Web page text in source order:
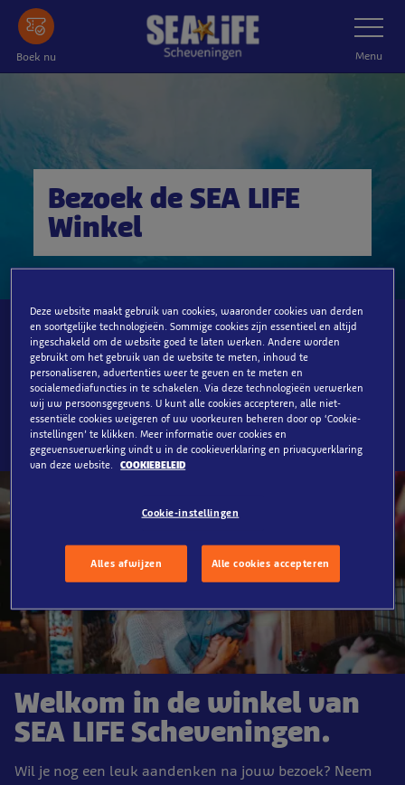
naar
hoofdinhoud
Boek nu Menu
Bezoek de SEA LIFE
Winkel
Souvenirswinkel
Welkom in de winkel van
SEA LIFE Scheveningen.
Wil je nog een leuk aandenken na jouw bezoek? Neem
Deze website maakt gebruik van cookies, waaronder cookies van derden
en soortgelijke technologieën. Sommige cookies zijn essentieel en altijd
ingeschakeld om de website goed te laten werken. Andere worden
gebruikt om het gebruik van de website te meten, inhoud te
personaliseren, advertenties weer te geven en te meten en
socialemediafuncties in te schakelen. Via deze technologieën verwerken
wij uw persoonsgegevens. U kunt alle cookies accepteren, alle niet-
essentiële cookies weigeren of uw voorkeuren beheren door op ‘Cookie-
instellingen’ te klikken. Meer informatie over cookies en
gegevensverwerking vindt u in de cookieverklaring en privacyverklaring
van deze website. COOKIEBELEID
Cookie-instellingen
Alles afwijzen Alle cookies accepteren